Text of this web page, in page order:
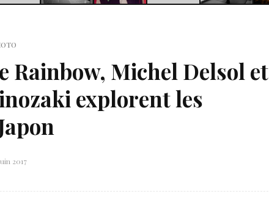
Rainbow, Michel Delsol et
explorent les
2017